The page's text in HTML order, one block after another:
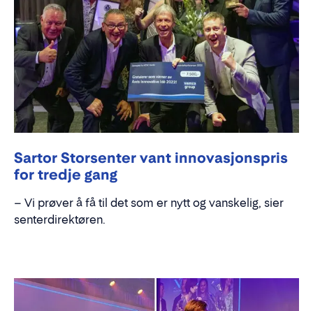
Sartor Storsenter vant innovasjonspris
for tredje gang
– Vi prøver å få til det som er nytt og vanskelig, sier
senterdirektøren.